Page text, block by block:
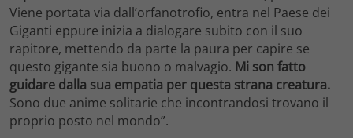
Viene portata via dall’orfanotrofio, entra nel Paese dei
Giganti eppure inizia a dialogare subito con il suo
rapitore, mettendo da parte la paura per capire se
questo gigante sia buono o malvagio. Mi son fatto
guidare dalla sua empatia per questa strana creatura.
Sono due anime solitarie che incontrandosi trovano il
proprio posto nel mondo”.